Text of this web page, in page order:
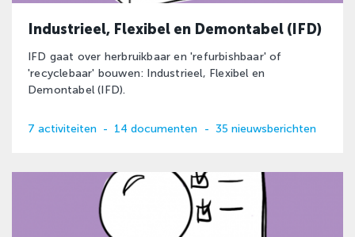
Industrieel, Flexibel en Demontabel (IFD)
IFD gaat over herbruikbaar en 'refurbishbaar' of
'recyclebaar' bouwen: Industrieel, Flexibel en
Demontabel (IFD).
7 activiteiten - 14 documenten - 35 nieuwsberichten